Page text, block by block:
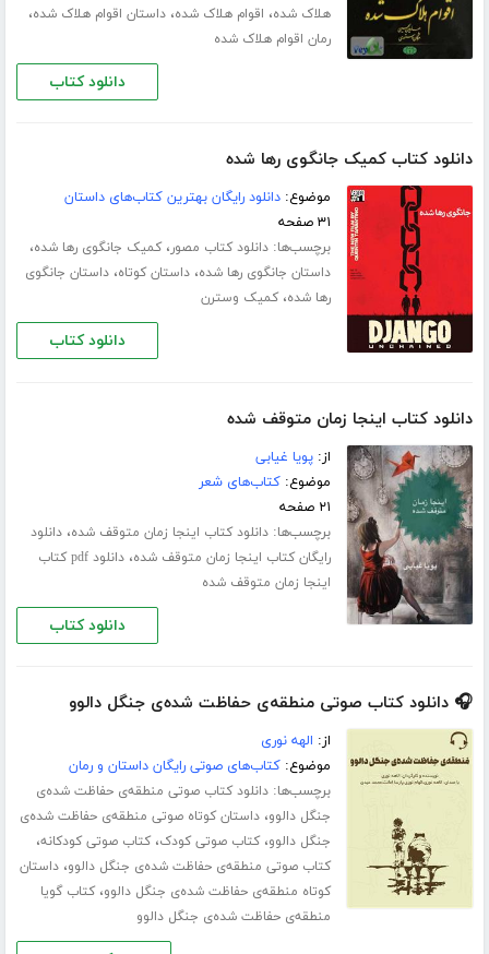
هلاک شده، اقوام هلاک شده،داستان اقوام هلاک شده،
رمان اقوام هلاک شده
دانلود کتاب
دانلود کتاب کمیک جانگوی رها شده
موضوع:دانلود رایگان بهترین کتاب‌های داستان
۳۱ صفحه
برچسب‌ها:دانلود کتاب مصور،کمیک جانگوی رها شده،
داستان جانگوی رها شده،داستان کوتاه،داستان جانگوی
رها شده،کمیک وسترن
دانلود کتاب
دانلود کتاب اینجا زمان متوقف شده
از:پویا غیابی
موضوع:کتاب‌های شعر
۲۱ صفحه
برچسب‌ها:دانلود کتاب اینجا زمان متوقف شده،دانلود
رایگان کتاب اینجا زمان متوقف شده،
دانلود pdf کتاب
اینجا زمان متوقف شده
دانلود کتاب
🎧 دانلود کتاب صوتی منطقه‌ی حفاظت شده‌ی جنگل دالوو
از: الهه نوری
موضوع:کتاب‌های صوتی رایگان داستان و رمان
برچسب‌ها:دانلود کتاب صوتی منطقه‌ی حفاظت شده‌ی
جنگل دالوو،داستان کوتاه صوتی منطقه‌ی حفاظت شده‌ی
جنگل دالوو،کتاب صوتی کودک،کتاب صوتی کودکانه،
کتاب صوتی منطقه‌ی حفاظت شده‌ی جنگل دالوو،داستان
کوتاه منطقه‌ی حفاظت شده‌ی جنگل دالوو،کتاب گویا
منطقه‌ی حفاظت شده‌ی جنگل دالوو